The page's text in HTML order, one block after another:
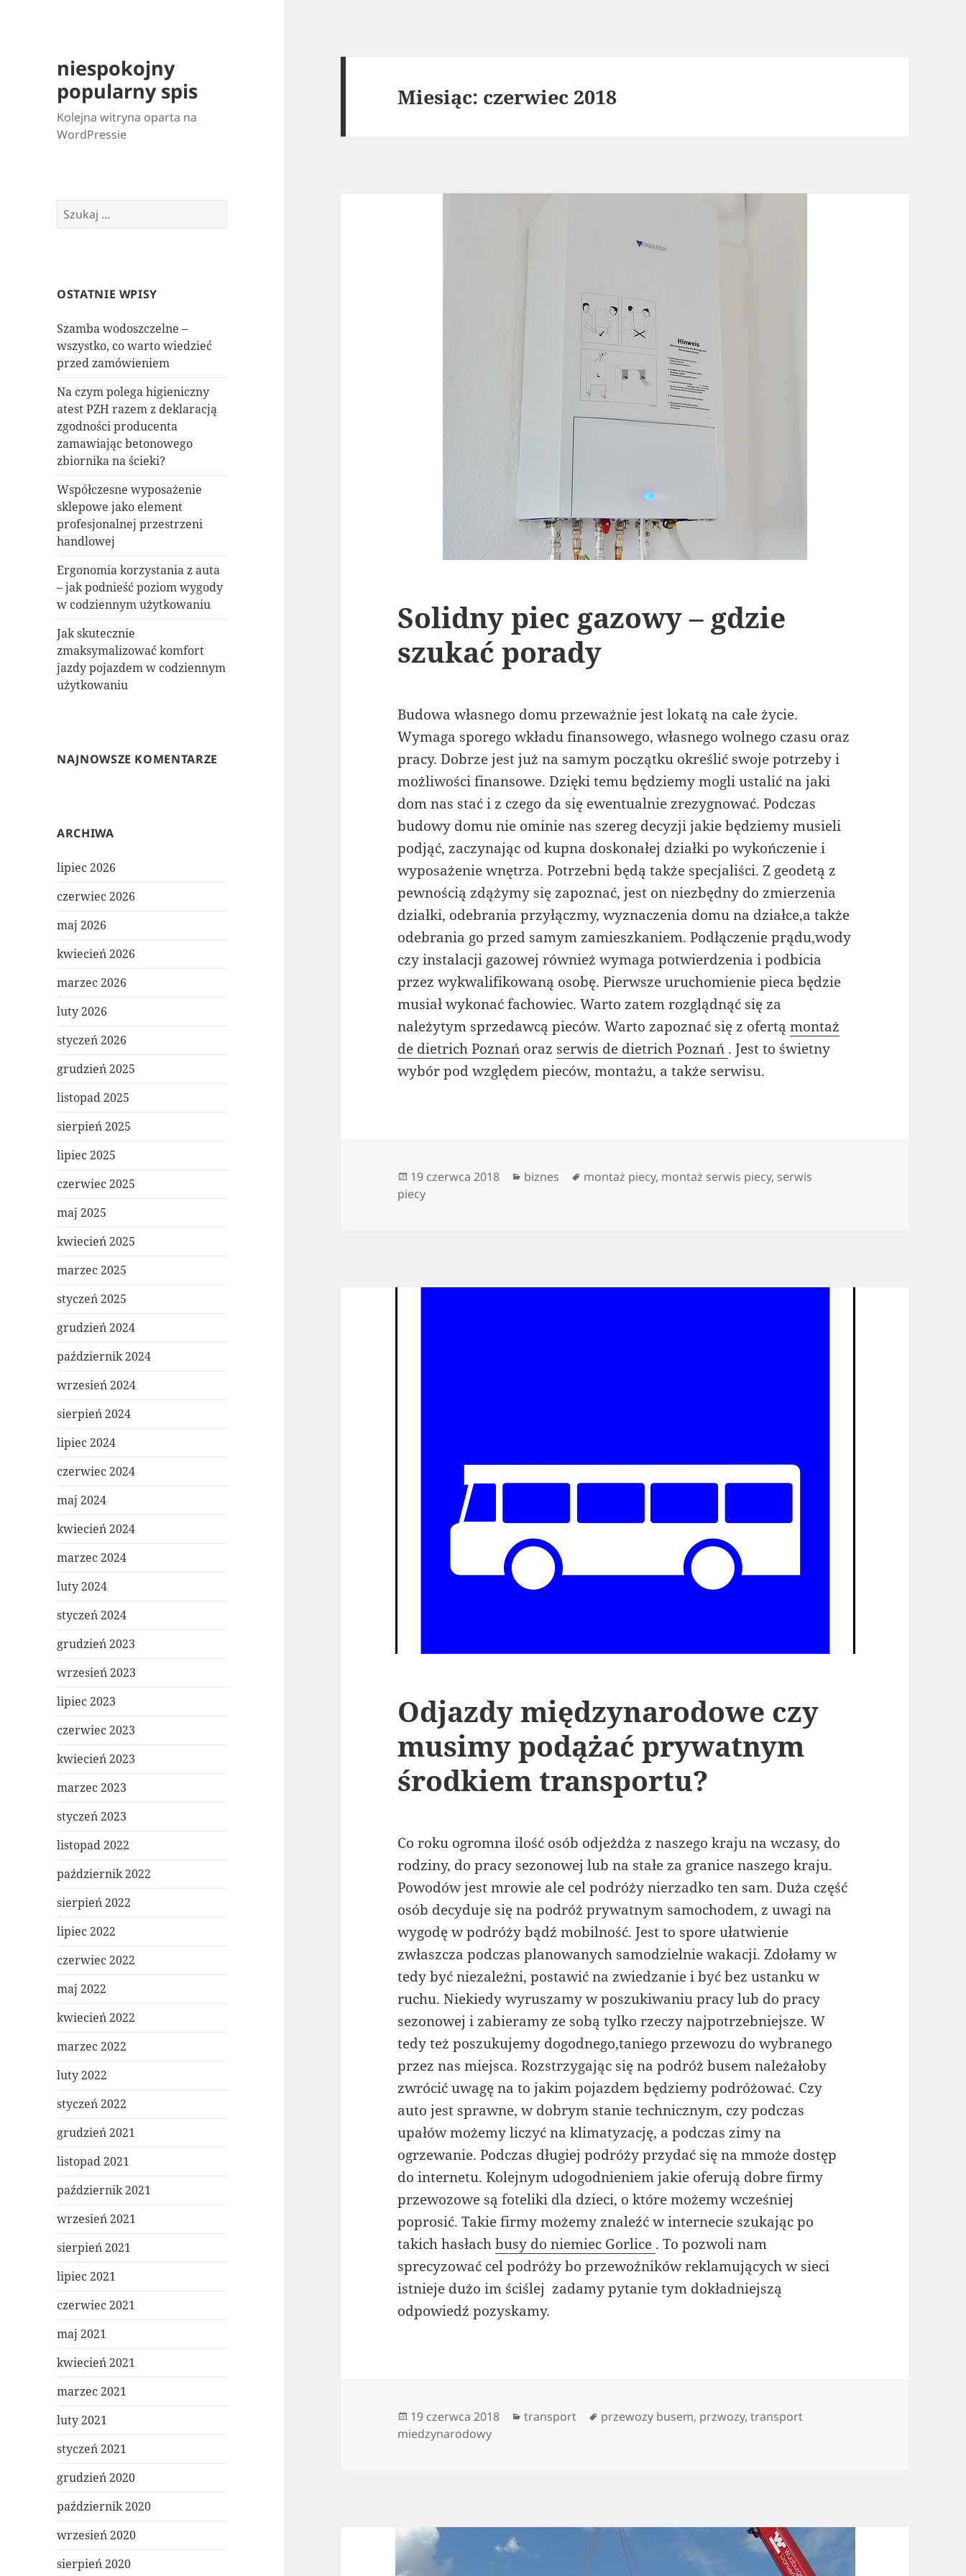
niespokojny
popularny spis
Kolejna witryna oparta na
WordPressie
Szukaj:
OSTATNIE WPISY
Szamba wodoszczelne –
wszystko, co warto wiedzieć
przed zamówieniem
Na czym polega higieniczny
atest PZH razem z deklaracją
zgodności producenta
zamawiając betonowego
zbiornika na ścieki?
Współczesne wyposażenie
sklepowe jako element
profesjonalnej przestrzeni
handlowej
Ergonomia korzystania z auta
– jak podnieść poziom wygody
w codziennym użytkowaniu
Jak skutecznie
zmaksymalizować komfort
jazdy pojazdem w codziennym
użytkowaniu
NAJNOWSZE KOMENTARZE
ARCHIWA
lipiec 2026
czerwiec 2026
maj 2026
kwiecień 2026
marzec 2026
luty 2026
styczeń 2026
grudzień 2025
listopad 2025
sierpień 2025
lipiec 2025
czerwiec 2025
maj 2025
kwiecień 2025
marzec 2025
styczeń 2025
grudzień 2024
październik 2024
wrzesień 2024
sierpień 2024
lipiec 2024
czerwiec 2024
maj 2024
kwiecień 2024
marzec 2024
luty 2024
styczeń 2024
grudzień 2023
wrzesień 2023
lipiec 2023
czerwiec 2023
kwiecień 2023
marzec 2023
styczeń 2023
listopad 2022
październik 2022
sierpień 2022
lipiec 2022
czerwiec 2022
maj 2022
kwiecień 2022
marzec 2022
luty 2022
styczeń 2022
grudzień 2021
listopad 2021
październik 2021
wrzesień 2021
sierpień 2021
lipiec 2021
czerwiec 2021
maj 2021
kwiecień 2021
marzec 2021
luty 2021
styczeń 2021
grudzień 2020
październik 2020
wrzesień 2020
sierpień 2020
Miesiąc: czerwiec 2018
Solidny piec gazowy – gdzie
szukać porady
Budowa własnego domu przeważnie jest lokatą na całe życie.
Wymaga sporego wkładu finansowego, własnego wolnego czasu oraz
pracy. Dobrze jest już na samym początku określić swoje potrzeby i
możliwości finansowe. Dzięki temu będziemy mogli ustalić na jaki
dom nas stać i z czego da się ewentualnie zrezygnować. Podczas
budowy domu nie ominie nas szereg decyzji jakie będziemy musieli
podjąć, zaczynając od kupna doskonałej działki po wykończenie i
wyposażenie wnętrza. Potrzebni będą także specjaliści. Z geodetą z
pewnością zdążymy się zapoznać, jest on niezbędny do zmierzenia
działki, odebrania przyłączmy, wyznaczenia domu na działce,a także
odebrania go przed samym zamieszkaniem. Podłączenie prądu,wody
czy instalacji gazowej również wymaga potwierdzenia i podbicia
przez wykwalifikowaną osobę. Pierwsze uruchomienie pieca będzie
musiał wykonać fachowiec. Warto zatem rozglądnąć się za
należytym sprzedawcą pieców. Warto zapoznać się z ofertąmontaż
de dietrich Poznań oraz serwis de dietrich Poznań . Jest to świetny
wybór pod względem pieców, montażu, a także serwisu.
Data
publikacji
19 czerwca 2018 Kategorie
biznes Tagi
montaż piecy, montaż serwis piecy, serwis
piecy
Odjazdy międzynarodowe czy
musimy podążać prywatnym
środkiem transportu?
Co roku ogromna ilość osób odjeżdża z naszego kraju na wczasy, do
rodziny, do pracy sezonowej lub na stałe za granice naszego kraju.
Powodów jest mrowie ale cel podróży nierzadko ten sam. Duża część
osób decyduje się na podróż prywatnym samochodem, z uwagi na
wygodę w podróży bądź mobilność. Jest to spore ułatwienie
zwłaszcza podczas planowanych samodzielnie wakacji. Zdołamy w
tedy być niezależni, postawić na zwiedzanie i być bez ustanku w
ruchu. Niekiedy wyruszamy w poszukiwaniu pracy lub do pracy
sezonowej i zabieramy ze sobą tylko rzeczy najpotrzebniejsze. W
tedy też poszukujemy dogodnego,taniego przewozu do wybranego
przez nas miejsca. Rozstrzygając się na podróż busem należałoby
zwrócić uwagę na to jakim pojazdem będziemy podróżować. Czy
auto jest sprawne, w dobrym stanie technicznym, czy podczas
upałów możemy liczyć na klimatyzację, a podczas zimy na
ogrzewanie. Podczas długiej podróży przydać się na mmoże dostęp
do internetu. Kolejnym udogodnieniem jakie oferują dobre firmy
przewozowe są foteliki dla dzieci, o które możemy wcześniej
poprosić. Takie firmy możemy znaleźć w internecie szukając po
takich hasłachbusy do niemiec Gorlice . To pozwoli nam
sprecyzować cel podróży bo przewoźników reklamujących w sieci
istnieje dużo im ściślej zadamy pytanie tym dokładniejszą
odpowiedź pozyskamy.
Data
publikacji
19 czerwca 2018 Kategorie
transport Tagi
przewozy busem, przwozy,transport
miedzynarodowy